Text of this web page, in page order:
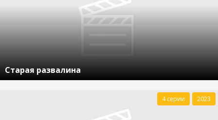
Старая развалина
4 серии 2023